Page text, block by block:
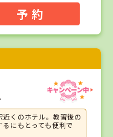
予 約
くのホテル。教習後の
にもとっても便利で